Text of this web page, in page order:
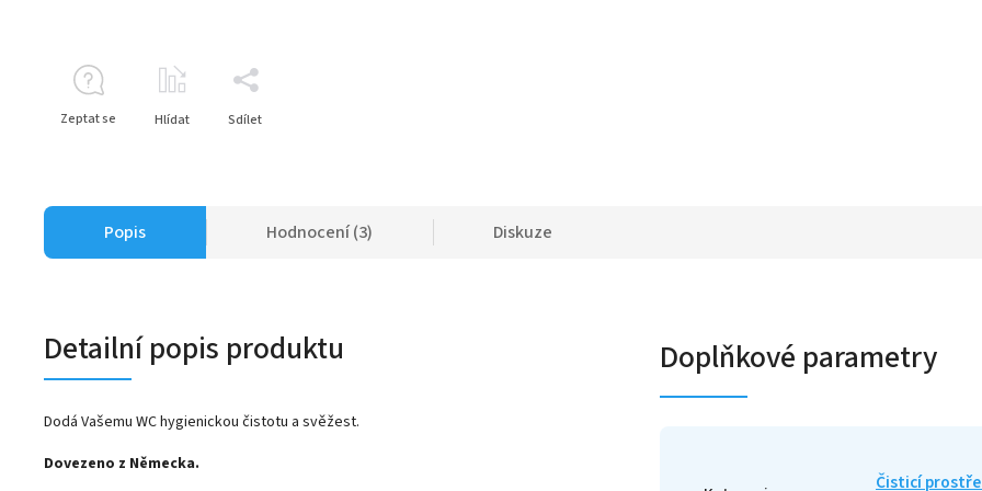
Zeptat se Hlídat Sdílet
Popis Hodnocení (3) Diskuze
Detailní popis produktu
Dodá Vašemu WC hygienickou čistotu a svěžest.
Dovezeno z Německa.
Doplňkové parametry
Čisticí